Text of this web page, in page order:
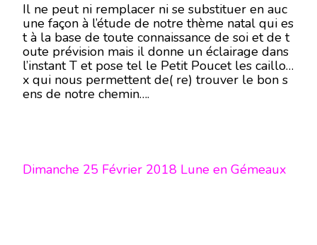
Il ne peut ni remplacer ni se substituer en auc
une façon à l’étude de notre thème natal qui es
t à la base de toute connaissance de soi et de t
oute prévision mais il donne un éclairage dans
l’instant T et pose tel le Petit Poucet les caillou
x qui nous permettent de( re) trouver le bon s
ens de notre chemin….
Dimanche 25 Février 2018 Lune en Gémeaux